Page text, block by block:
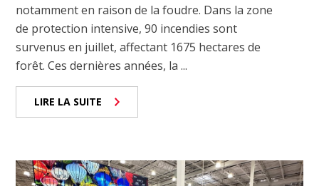
notamment en raison de la foudre. Dans la zone
de protection intensive, 90 incendies sont
survenus en juillet, affectant 1675 hectares de
forêt. Ces dernières années, la ...
LIRE LA SUITE